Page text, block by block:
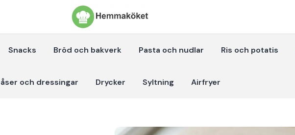
Snacks Bröd och bakverk Pasta och nudlar Ris och potatis
och dressingar Drycker Syltning Airfryer